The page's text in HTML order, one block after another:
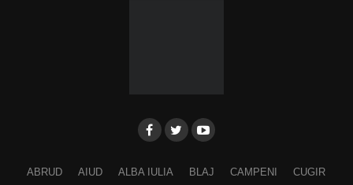
ABRUD AIUD ALBA IULIA BLAJ CAMPENI CUGIR